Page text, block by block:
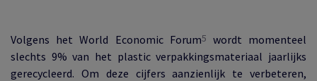
Volgens het World Economic Forum5 wordt momenteel
slechts 9% van het plastic verpakkingsmateriaal jaarlijks
gerecycleerd. Om deze cijfers aanzienlijk te verbeteren,